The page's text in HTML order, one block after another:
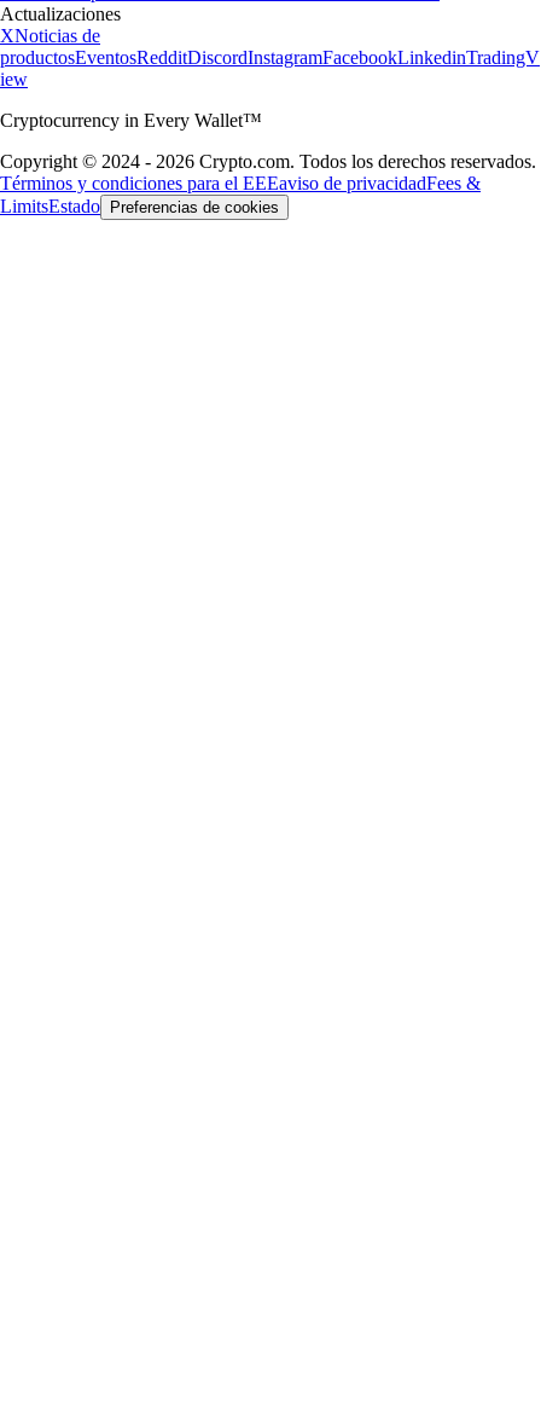
Actualizaciones
XNoticias de
productosEventosRedditDiscordInstagramFacebookLinkedinTradingV
iew
Cryptocurrency in Every Wallet™
Copyright © 2024 - 2026 Crypto.com. Todos los derechos reservados.
Términos y condiciones para el EEEaviso de privacidadFees &
LimitsEstado Preferencias de cookies